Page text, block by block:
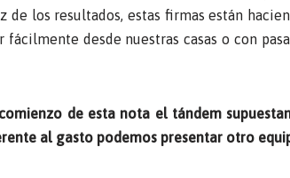
de los resultados, estas firmas están
fácilmente desde nuestras casas o con
de esta nota el tándem
al gasto podemos presentar otro